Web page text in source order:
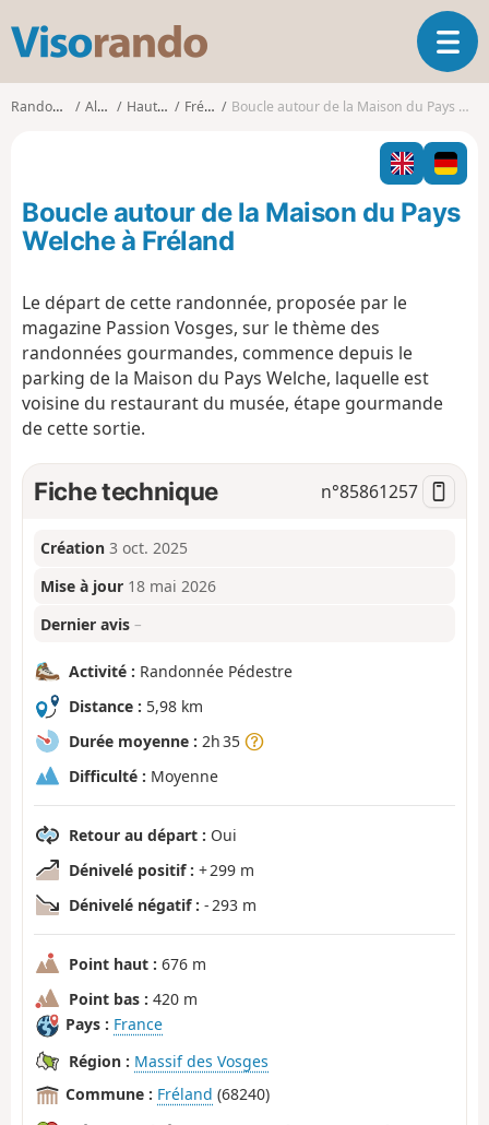
s
o
O
u
i
r
l
a
Randonnées Alsace Haut-Rhin Fréland Boucle autour de la Maison du Pays Welche à Fréland
Boucle autour de la Maison du Pays
Welche à Fréland
Le départ de cette randonnée, proposée par le
magazine Passion Vosges, sur le thème des
randonnées gourmandes, commence depuis le
parking de la Maison du Pays Welche, laquelle est
voisine du restaurant du musée, étape gourmande
de cette sortie.
Fiche technique n°85861257
Création 3 oct. 2025
Mise à jour 18 mai 2026
Dernier avis –
Activité : Randonnée Pédestre
Distance : 5,98 km
Durée moyenne : 2h 35
Difficulté : Moyenne
Retour au départ : Oui
Dénivelé positif : + 299 m
Dénivelé négatif : - 293 m
Point haut : 676 m
Point bas : 420 m
Pays : France
Région : Massif des Vosges
Commune : Fréland (68240)